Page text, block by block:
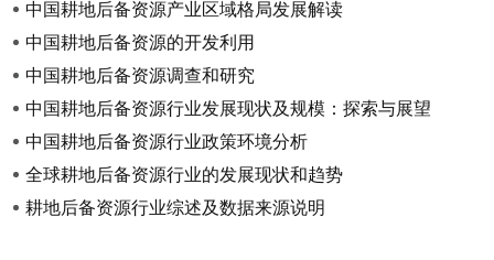
中国耕地后备资源产业区域格局发展解读
中国耕地后备资源的开发利用
中国耕地后备资源调查和研究
中国耕地后备资源行业发展现状及规模：探索与展望
中国耕地后备资源行业政策环境分析
全球耕地后备资源行业的发展现状和趋势
耕地后备资源行业综述及数据来源说明